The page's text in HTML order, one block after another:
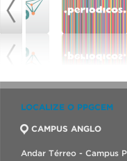
LOCALIZE O PPGCEM
CAMPUS ANGLO
Andar Térreo - Campus